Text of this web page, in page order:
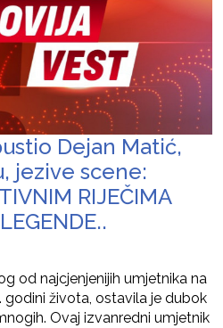
Dejan Matić,
jezive scene:
RIJEČIMA
od najcjenjenijih umjetnika na
godini života, ostavila je dubok
Ovaj izvanredni umjetnik